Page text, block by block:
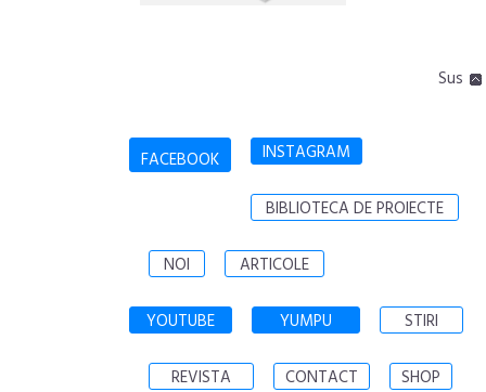
Sus
FACEBOOK INSTAGRAM
BIBLIOTECA DE PROIECTE
NOI ARTICOLE
YOUTUBE YUMPU STIRI
REVISTA CONTACT SHOP